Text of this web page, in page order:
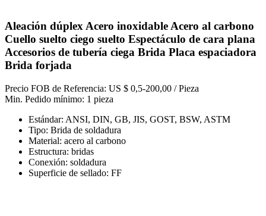
Aleación dúplex Acero inoxidable Acero al carbono
Cuello suelto ciego suelto Espectáculo de cara plana
Accesorios de tubería ciega Brida Placa espaciadora
Brida forjada
Precio FOB de Referencia: US $ 0,5-200,00 / Pieza
Min. Pedido mínimo: 1 pieza
Estándar: ANSI, DIN, GB, JIS, GOST, BSW, ASTM
Tipo: Brida de soldadura
Material: acero al carbono
Estructura: bridas
Conexión: soldadura
Superficie de sellado: FF